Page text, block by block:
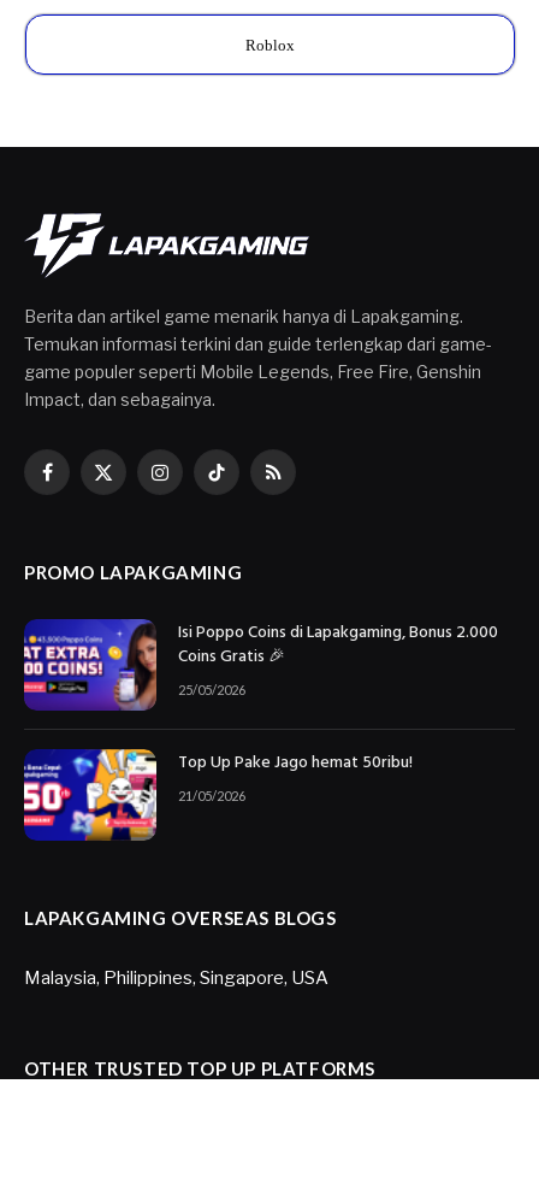
Roblox
Berita dan artikel game menarik hanya di Lapakgaming.
Temukan informasi terkini dan guide terlengkap dari game-
game populer seperti Mobile Legends, Free Fire, Genshin
Impact, dan sebagainya.
Facebook
X
InstagramTikTokRSS
PROMO LAPAKGAMING
Isi Poppo Coins di Lapakgaming, Bonus 2.000
Coins Gratis 🎉
25/05/2026
Top Up Pake Jago hemat 50ribu!
21/05/2026
LAPAKGAMING OVERSEAS BLOGS
Malaysia, Philippines, Singapore, USA
OTHER TRUSTED TOP UP PLATFORMS